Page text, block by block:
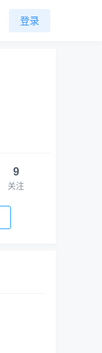
登录
9
关注